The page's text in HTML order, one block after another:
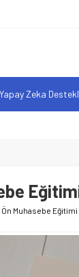
Yapay Zeka
Girişimcilik ve
Ön Muhasebe Eğitimi